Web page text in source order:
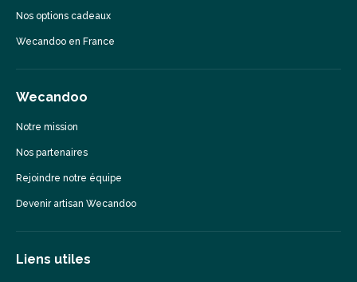
Nos options cadeaux
Wecandoo en France
Wecandoo
Notre mission
Nos partenaires
Rejoindre notre équipe
Devenir artisan Wecandoo
Liens utiles